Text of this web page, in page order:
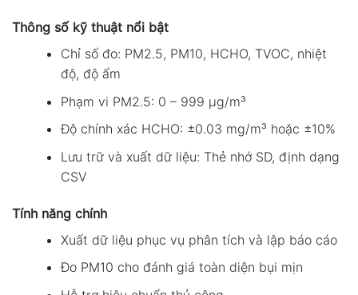
Thông số kỹ thuật nổi bật
Chỉ số đo: PM2.5, PM10, HCHO, TVOC, nhiệt
độ, độ ẩm
Phạm vi PM2.5: 0 – 999 µg/m³
Độ chính xác HCHO: ±0.03 mg/m³ hoặc ±10%
Lưu trữ và xuất dữ liệu: Thẻ nhớ SD, định dạng
CSV
Tính năng chính
Xuất dữ liệu phục vụ phân tích và lập báo cáo
Đo PM10 cho đánh giá toàn diện bụi mịn